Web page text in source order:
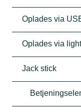
Oplades via
Oplades via
Jack stick